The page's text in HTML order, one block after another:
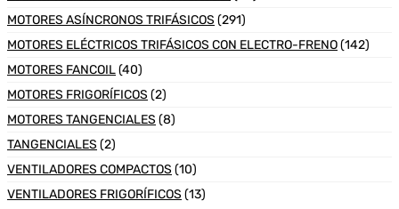
MOTORES ASÍNCRONOS TRIFÁSICOS (291)
MOTORES ELÉCTRICOS TRIFÁSICOS CON ELECTRO-FRENO(142)
MOTORES FANCOIL(40)
MOTORES FRIGORÍFICOS (2)
MOTORES TANGENCIALES (8)
TANGENCIALES (2)
VENTILADORES COMPACTOS (10)
VENTILADORES FRIGORÍFICOS (13)